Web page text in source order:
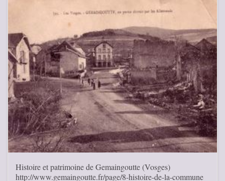
Histoire et patrimoine de Gemaingoutte (Vosges)
http://www.gemaingoutte.fr/page/8-histoire-de-la-commune